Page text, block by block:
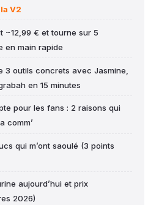
V2
~12,99 € et tourne sur 5
en main rapide
3 outils concrets avec Jasmine,
en 15 minutes
pour les fans : 2 raisons qui
comm’
qui m’ont saoulé (3 points
aujourd’hui et prix
2026)